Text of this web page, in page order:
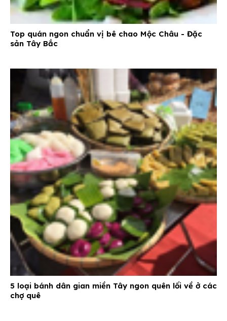
Top quán ngon chuẩn vị bê chao Mộc Châu - Đặc
sản Tây Bắc
5 loại bánh dân gian miền Tây ngon quên lối về ở các
chợ quê